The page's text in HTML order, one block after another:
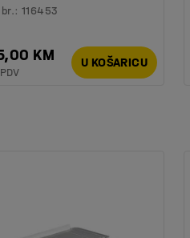
:116453
KM U KOŠARICU